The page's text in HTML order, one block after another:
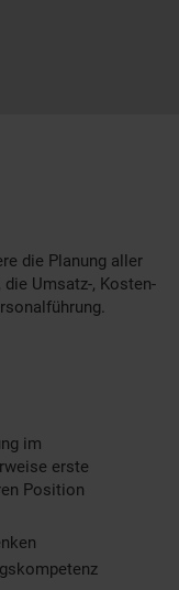
die Planung aller
Umsatz-, Kosten-
im
erste
Position